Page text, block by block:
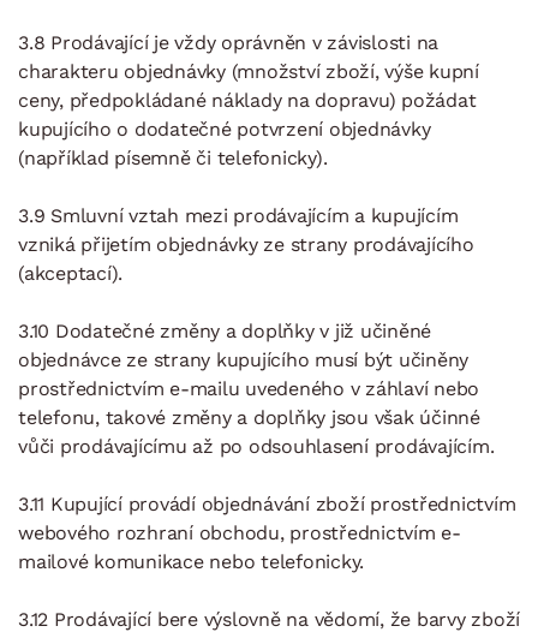
3.8 Prodávající je vždy oprávněn v závislosti na
charakteru objednávky (množství zboží, výše kupní
ceny, předpokládané náklady na dopravu) požádat
kupujícího o dodatečné potvrzení objednávky
(například písemně či telefonicky).
3.9 Smluvní vztah mezi prodávajícím a kupujícím
vzniká přijetím objednávky ze strany prodávajícího
(akceptací).
3.10 Dodatečné změny a doplňky v již učiněné
objednávce ze strany kupujícího musí být učiněny
prostřednictvím e-mailu uvedeného v záhlaví nebo
telefonu, takové změny a doplňky jsou však účinné
vůči prodávajícímu až po odsouhlasení prodávajícím.
3.11 Kupující provádí objednávání zboží prostřednictvím
webového rozhraní obchodu, prostřednictvím e-
mailové komunikace nebo telefonicky.
3.12 Prodávající bere výslovně na vědomí, že barvy zboží